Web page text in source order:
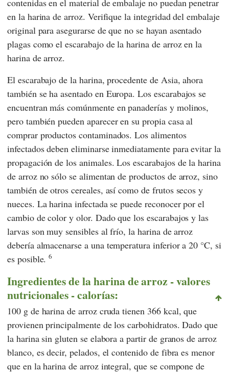
contenidas en el material de embalaje no puedan penetrar
en la harina de arroz. Verifique la integridad del embalaje
original para asegurarse de que no se hayan asentado
plagas como el escarabajo de la harina de arroz en la
harina de arroz.
El escarabajo de la harina, procedente de Asia, ahora
también se ha asentado en Europa. Los escarabajos se
encuentran más comúnmente en panaderías y molinos,
pero también pueden aparecer en su propia casa al
comprar productos contaminados. Los alimentos
infectados deben eliminarse inmediatamente para evitar la
propagación de los animales. Los escarabajos de la harina
de arroz no sólo se alimentan de productos de arroz, sino
también de otros cereales, así como de frutos secos y
nueces. La harina infectada se puede reconocer por el
cambio de color y olor. Dado que los escarabajos y las
larvas son muy sensibles al frío, la harina de arroz
debería almacenarse a una temperatura inferior a 20 °C, si
es posible.6
Ingredientes de la harina de arroz - valores
nutricionales - calorías:
100 g de harina de arroz cruda tienen 366 kcal, que
provienen principalmente de los carbohidratos. Dado que
la harina sin gluten se elabora a partir de granos de arroz
blanco, es decir, pelados, el contenido de fibra es menor
que en la harina de arroz integral, que se compone de